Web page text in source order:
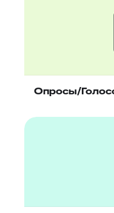
Опросы/